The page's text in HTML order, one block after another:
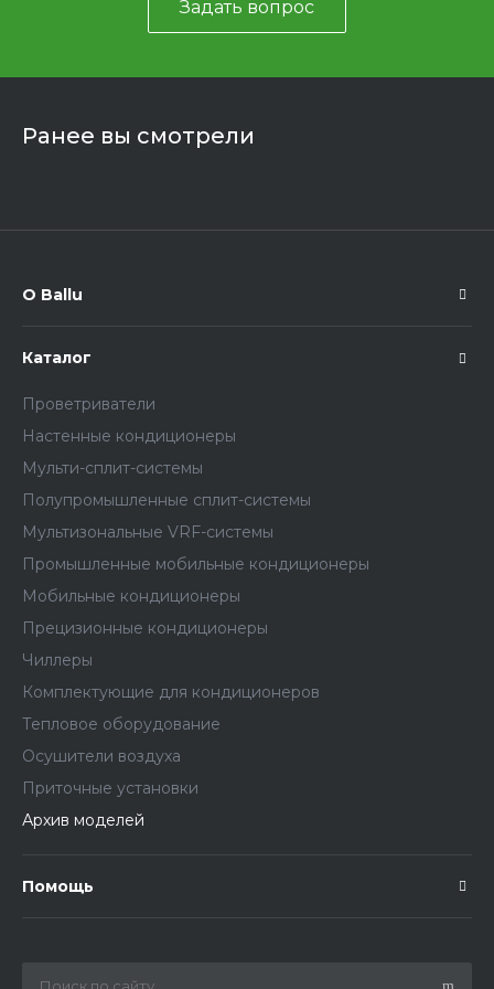
Задать вопрос
Ранее вы смотрели
О Ballu
Каталог
Проветриватели
Настенные кондиционеры
Мульти-сплит-системы
Полупромышленные сплит-системы
Мультизональные VRF-системы
Промышленные мобильные кондиционеры
Мобильные кондиционеры
Прецизионные кондиционеры
Чиллеры
Комплектующие для кондиционеров
Тепловое оборудование
Осушители воздуха
Приточные установки
Архив моделей
Помощь